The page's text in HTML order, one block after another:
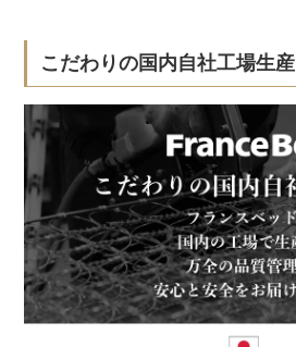
こだわりの国内自社工場生産